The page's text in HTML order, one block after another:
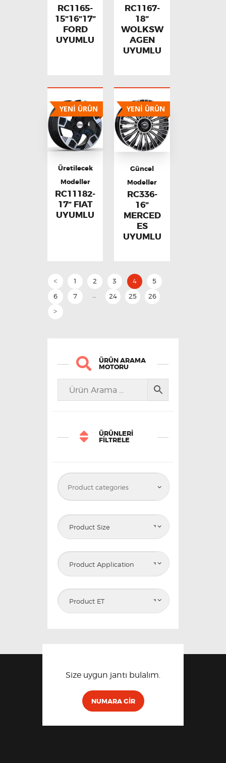
RC1165-
15”16”17”
FORD
UYUMLU
RC1167-
18”
WOLKSW
AGEN
UYUMLU
YENİ ÜRÜN
Üretilecek
Modeller
RC11182-
17” FIAT
UYUMLU
YENİ ÜRÜN
Güncel
Modeller
RC336-
16”
MERCED
ES
UYUMLU
< 1 2 3 4
5
6
7 … 24 25 26
>
ÜRÜN ARAMA
MOTORU
ÜRÜNLERI
FILTRELE
Product Size
Product Application
Product ET
Size uygun jantı bulalım.
NUMARA GIR